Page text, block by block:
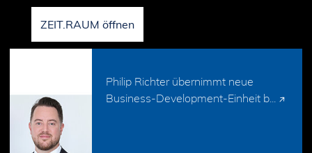
ZEIT.RAUM öffnen
Philip Richter übernimmt neue
Business-Development-Einheit b...